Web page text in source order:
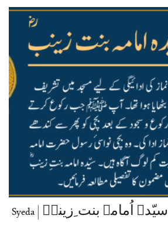
نواسیٔ رسولؐ سیّدہ اُمامہ بنت ِزینبؓ | Syeda